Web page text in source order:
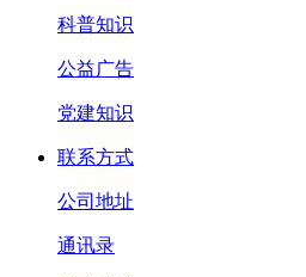
科普知识
公益广告
党建知识
联系方式
公司地址
通讯录